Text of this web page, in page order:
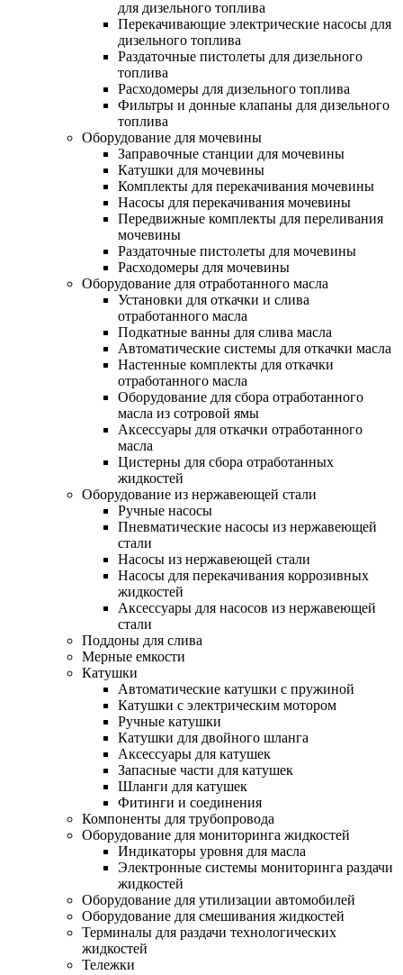
для дизельного топлива
Перекачивающие электрические насосы для
дизельного топлива
Раздаточные пистолеты для дизельного
топлива
Расходомеры для дизельного топлива
Фильтры и донные клапаны для дизельного
топлива
Оборудование для мочевины
Заправочные станции для мочевины
Катушки для мочевины
Комплекты для перекачивания мочевины
Насосы для перекачивания мочевины
Передвижные комплекты для переливания
мочевины
Раздаточные пистолеты для мочевины
Расходомеры для мочевины
Оборудование для отработанного масла
Установки для откачки и слива
отработанного масла
Подкатные ванны для слива масла
Автоматические системы для откачки масла
Настенные комплекты для откачки
отработанного масла
Оборудование для сбора отработанного
масла из сотровой ямы
Аксессуары для откачки отработанного
масла
Цистерны для сбора отработанных
жидкостей
Оборудование из нержавеющей стали
Ручные насосы
Пневматические насосы из нержавеющей
стали
Насосы из нержавеющей стали
Насосы для перекачивания коррозивных
жидкостей
Аксессуары для насосов из нержавеющей
стали
Поддоны для слива
Мерные емкости
Катушки
Автоматические катушки с пружиной
Катушки с электрическим мотором
Ручные катушки
Катушки для двойного шланга
Аксессуары для катушек
Запасные части для катушек
Шланги для катушек
Фитинги и соединения
Компоненты для трубопровода
Оборудование для мониторинга жидкостей
Индикаторы уровня для масла
Электронные системы мониторинга раздачи
жидкостей
Оборудование для утилизации автомобилей
Оборудование для смешивания жидкостей
Терминалы для раздачи технологических
жидкостей
Тележки